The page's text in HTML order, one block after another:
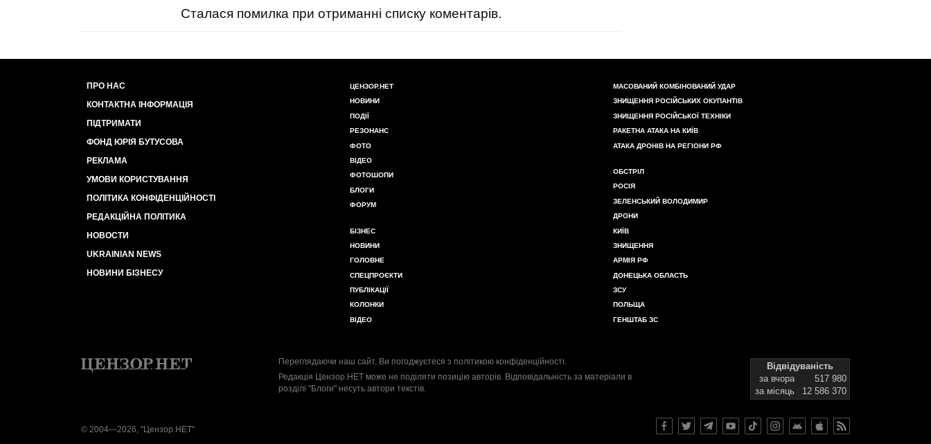
Сталася помилка при отриманні списку коментарів.
ПРО НАС
КОНТАКТНА ІНФОРМАЦІЯ
ПІДТРИМАТИ
ФОНД ЮРІЯ БУТУСОВА
РЕКЛАМА
УМОВИ КОРИСТУВАННЯ
ПОЛІТИКА КОНФІДЕНЦІЙНОСТІ
РЕДАКЦІЙНА ПОЛІТИКА
НОВОСТИ
UKRAINIAN NEWS
НОВИНИ БІЗНЕСУ
ЦЕНЗОР.НЕТ
НОВИНИ
ПОДІЇ
РЕЗОНАНС
ФОТО
ВІДЕО
ФОТОШОПИ
БЛОГИ
ФОРУМ
БІЗНЕС
НОВИНИ
ГОЛОВНЕ
СПЕЦПРОЄКТИ
ПУБЛІКАЦІЇ
КОЛОНКИ
ВІДЕО
МАСОВАНИЙ КОМБІНОВАНИЙ УДАР
ЗНИЩЕННЯ РОСІЙСЬКИХ ОКУПАНТІВ
ЗНИЩЕННЯ РОСІЙСЬКОЇ ТЕХНІКИ
РАКЕТНА АТАКА НА КИЇВ
АТАКА ДРОНІВ НА РЕГІОНИ РФ
ОБСТРІЛ
РОСІЯ
ЗЕЛЕНСЬКИЙ ВОЛОДИМИР
ДРОНИ
КИЇВ
ЗНИЩЕННЯ
АРМІЯ РФ
ДОНЕЦЬКА ОБЛАСТЬ
ЗСУ
ПОЛЬЩА
ГЕНШТАБ ЗС
Переглядаючи наш сайт, Ви погоджуєтеся з політикою конфіденційності.
Редакція Цензор.НЕТ може не поділяти позицію авторів. Відповідальність за матеріали в
розділі "Блоги" несуть автори текстів.
Відвідуваність
за вчора
517 980
за місяць
12 586 370
© 2004—2026, "Цензор.НЕТ"